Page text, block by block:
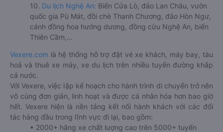
10. Du lịch Nghệ An: Biển Cửa Lò, đảo Lan Châu, vườn
quốc gia Pù Mát, đồi chè Thanh Chương, đảo Hòn Ngư,
cánh đồng hoa hướng dương, đồng cừu Nghệ An, biển
Thiên Cầm,...
Vexere.com là hệ thống hỗ trợ đặt vé xe khách, máy bay, tàu
hoả và thuê xe máy, xe du lịch trên nhiều tuyến đường khắp
cả nước.
Với Vexere, việc lập kế hoạch cho hành trình di chuyển trở nên
vô cùng đơn giản, linh hoạt và được cá nhân hóa hơn bao giờ
hết. Vexere hiện là nền tảng kết nối hành khách với các đối
tác hàng đầu trong lĩnh vực đi lại, bao gồm:
• 2000+ hãng xe chất lượng cao trên 5000+ tuyến